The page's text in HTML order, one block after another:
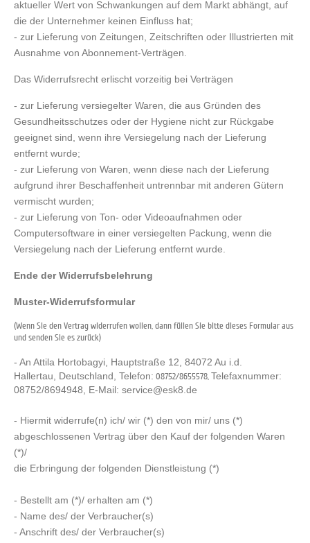
aktueller Wert von Schwankungen auf dem Markt abhängt, auf
die der Unternehmer keinen Einfluss hat;
- zur Lieferung von Zeitungen, Zeitschriften oder Illustrierten mit
Ausnahme von Abonnement-Verträgen.
Das Widerrufsrecht erlischt vorzeitig bei Verträgen
- zur Lieferung versiegelter Waren, die aus Gründen des
Gesundheitsschutzes oder der Hygiene nicht zur Rückgabe
geeignet sind, wenn ihre Versiegelung nach der Lieferung
entfernt wurde;
- zur Lieferung von Waren, wenn diese nach der Lieferung
aufgrund ihrer Beschaffenheit untrennbar mit anderen Gütern
vermischt wurden;
- zur Lieferung von Ton- oder Videoaufnahmen oder
Computersoftware in einer versiegelten Packung, wenn die
Versiegelung nach der Lieferung entfernt wurde.
Ende der Widerrufsbelehrung
Muster-Widerrufsformular
(Wenn Sie den Vertrag widerrufen wollen, dann füllen Sie bitte dieses Formular aus
und senden Sie es zurück)
- An Attila Hortobagyi, Hauptstraße 12, 84072 Au i.d.
Hallertau, Deutschland, Telefon: 08752/8655578,Telefaxnummer:
08752/8694948, E-Mail: service@esk8.de
- Hiermit widerrufe(n) ich/ wir (*) den von mir/ uns (*)
abgeschlossenen Vertrag über den Kauf der folgenden Waren
(*)/
die Erbringung der folgenden Dienstleistung (*)
- Bestellt am (*)/ erhalten am (*)
- Name des/ der Verbraucher(s)
- Anschrift des/ der Verbraucher(s)